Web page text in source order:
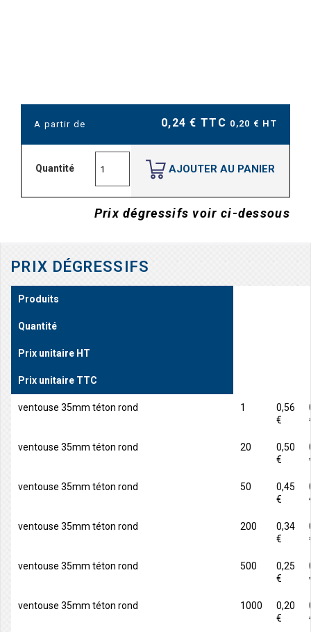
A partir de 0,24 € TTC 0,20 € HT
Quantité AJOUTER AU PANIER
Prix dégressifs voir ci-dessous
PRIX DÉGRESSIFS
Produits
Quantité
Prix unitaire HT
Prix unitaire TTC
ventouse 35mm téton rond 1
0,56
€
ventouse 35mm téton rond 20
0,50
€
ventouse 35mm téton rond 50
0,45
€
ventouse 35mm téton rond 200
0,34
€
ventouse 35mm téton rond 500
0,25
€
ventouse 35mm téton rond 1000
0,20
€